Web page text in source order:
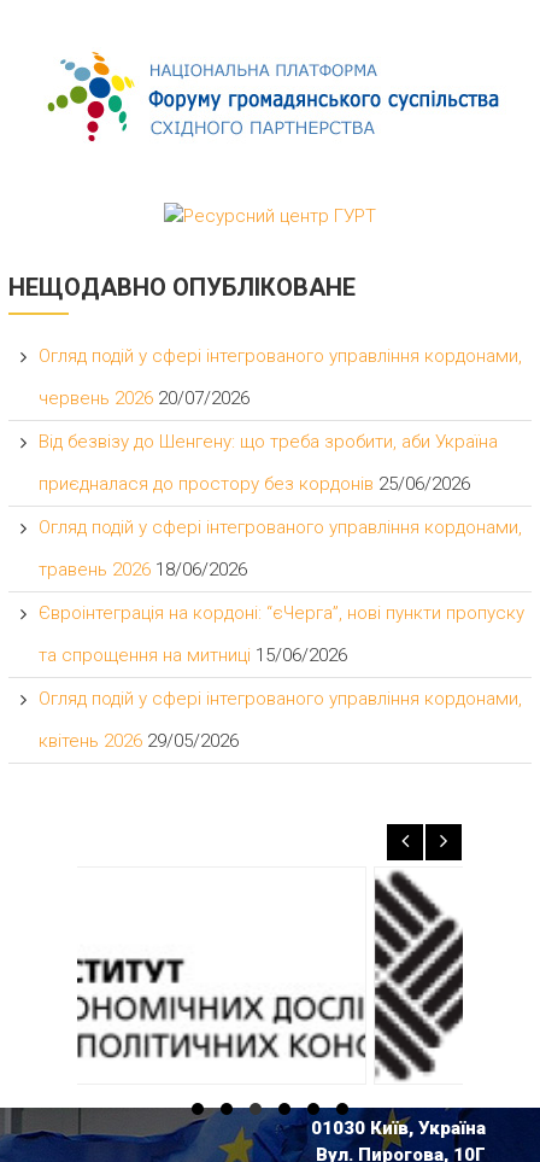
НЕЩОДАВНО ОПУБЛІКОВАНЕ
Огляд подій у сфері інтегрованого управління кордонами,
червень 2026 20/07/2026
Від безвізу до Шенгену: що треба зробити, аби Україна
приєдналася до простору без кордонів 25/06/2026
Огляд подій у сфері інтегрованого управління кордонами,
травень 2026 18/06/2026
Євроінтеграція на кордоні: “єЧерга”, нові пункти пропуску
та спрощення на митниці 15/06/2026
Огляд подій у сфері інтегрованого управління кордонами,
квітень 2026 29/05/2026
01030 Київ, Україна
Вул. Пирогова, 10Г